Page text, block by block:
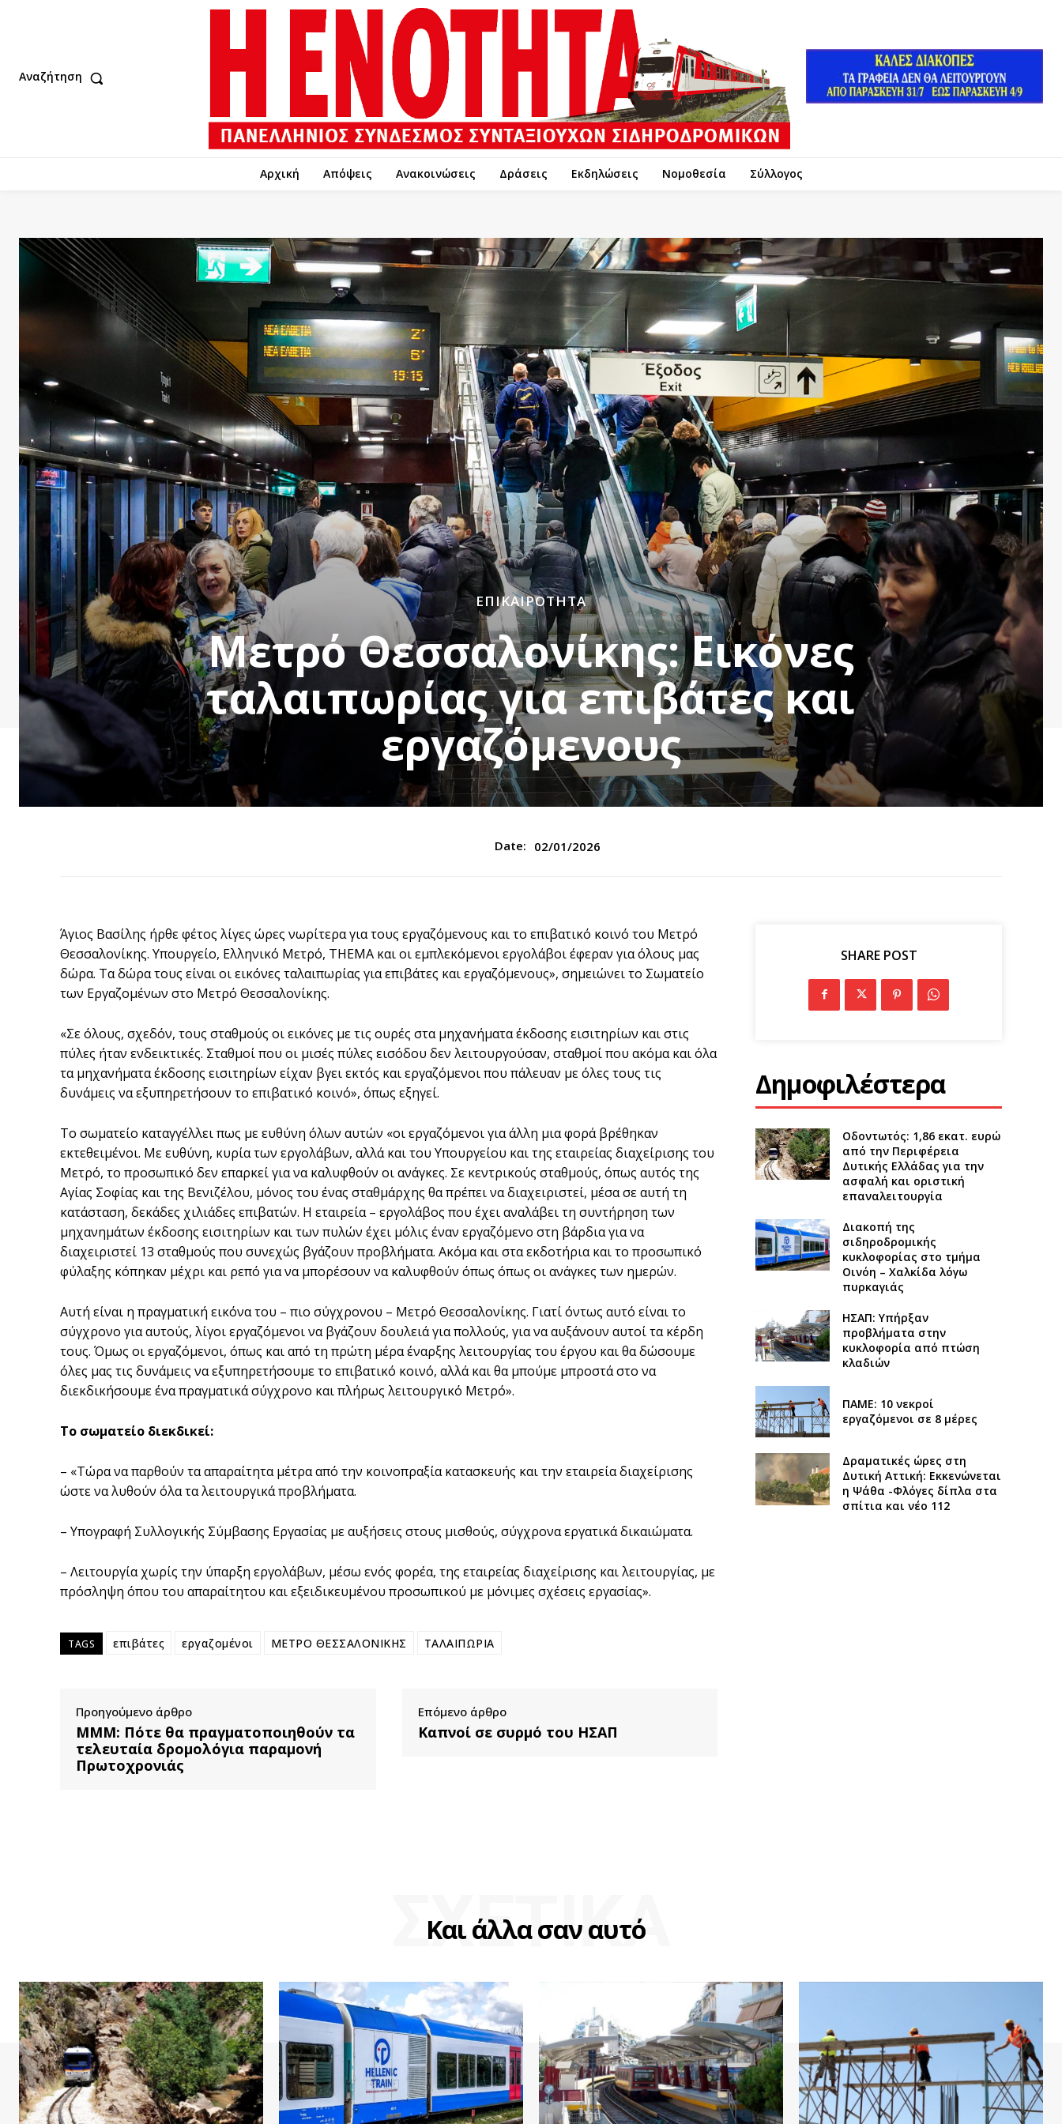
Αναζήτηση
Αρχική Απόψεις Ανακοινώσεις Δράσεις Εκδηλώσεις Νομοθεσία Σύλλογος
ΕΠΙΚΑΙΡΌΤΗΤΑ
Μετρό Θεσσαλονίκης: Εικόνες
ταλαιπωρίας για επιβάτες και
εργαζόμενους
Date: 02/01/2026
Άγιος Βασίλης ήρθε φέτος λίγες ώρες νωρίτερα για τους εργαζόμενους και το επιβατικό κοινό του Μετρό
Θεσσαλονίκης. Υπουργείο, Ελληνικό Μετρό, THEMA και οι εμπλεκόμενοι εργολάβοι έφεραν για όλους μας
δώρα. Τα δώρα τους είναι οι εικόνες ταλαιπωρίας για επιβάτες και εργαζόμενους», σημειώνει το Σωματείο
των Εργαζομένων στο Μετρό Θεσσαλονίκης.
«Σε όλους, σχεδόν, τους σταθμούς οι εικόνες με τις ουρές στα μηχανήματα έκδοσης εισιτηρίων και στις
πύλες ήταν ενδεικτικές. Σταθμοί που οι μισές πύλες εισόδου δεν λειτουργούσαν, σταθμοί που ακόμα και όλα
τα μηχανήματα έκδοσης εισιτηρίων είχαν βγει εκτός και εργαζόμενοι που πάλευαν με όλες τους τις
δυνάμεις να εξυπηρετήσουν το επιβατικό κοινό», όπως εξηγεί.
Το σωματείο καταγγέλλει πως με ευθύνη όλων αυτών «οι εργαζόμενοι για άλλη μια φορά βρέθηκαν
εκτεθειμένοι. Με ευθύνη, κυρία των εργολάβων, αλλά και του Υπουργείου και της εταιρείας διαχείρισης του
Μετρό, το προσωπικό δεν επαρκεί για να καλυφθούν οι ανάγκες. Σε κεντρικούς σταθμούς, όπως αυτός της
Αγίας Σοφίας και της Βενιζέλου, μόνος του ένας σταθμάρχης θα πρέπει να διαχειριστεί, μέσα σε αυτή τη
κατάσταση, δεκάδες χιλιάδες επιβατών. Η εταιρεία – εργολάβος που έχει αναλάβει τη συντήρηση των
μηχανημάτων έκδοσης εισιτηρίων και των πυλών έχει μόλις έναν εργαζόμενο στη βάρδια για να
διαχειριστεί 13 σταθμούς που συνεχώς βγάζουν προβλήματα. Ακόμα και στα εκδοτήρια και το προσωπικό
φύλαξης κόπηκαν μέχρι και ρεπό για να μπορέσουν να καλυφθούν όπως όπως οι ανάγκες των ημερών.
Αυτή είναι η πραγματική εικόνα του – πιο σύγχρονου – Μετρό Θεσσαλονίκης. Γιατί όντως αυτό είναι το
σύγχρονο για αυτούς, λίγοι εργαζόμενοι να βγάζουν δουλειά για πολλούς, για να αυξάνουν αυτοί τα κέρδη
τους. Όμως οι εργαζόμενοι, όπως και από τη πρώτη μέρα έναρξης λειτουργίας του έργου και θα δώσουμε
όλες μας τις δυνάμεις να εξυπηρετήσουμε το επιβατικό κοινό, αλλά και θα μπούμε μπροστά στο να
διεκδικήσουμε ένα πραγματικά σύγχρονο και πλήρως λειτουργικό Μετρό».
Το σωματείο διεκδικεί:
– «Τώρα να παρθούν τα απαραίτητα μέτρα από την κοινοπραξία κατασκευής και την εταιρεία διαχείρισης
ώστε να λυθούν όλα τα λειτουργικά προβλήματα.
– Υπογραφή Συλλογικής Σύμβασης Εργασίας με αυξήσεις στους μισθούς, σύγχρονα εργατικά δικαιώματα.
– Λειτουργία χωρίς την ύπαρξη εργολάβων, μέσω ενός φορέα, της εταιρείας διαχείρισης και λειτουργίας, με
πρόσληψη όπου του απαραίτητου και εξειδικευμένου προσωπικού με μόνιμες σχέσεις εργασίας».
TAGS επιβάτες εργαζομένοι ΜΕΤΡΟ ΘΕΣΣΑΛΟΝΙΚΗΣ ΤΑΛΑΙΠΩΡΙΑ
Προηγούμενο άρθρο
ΜΜΜ: Πότε θα πραγματοποιηθούν τα
τελευταία δρομολόγια παραμονή
Πρωτοχρονιάς
Επόμενο άρθρο
Καπνοί σε συρμό του ΗΣΑΠ
SHARE POST
Δημοφιλέστερα
Οδοντωτός: 1,86 εκατ. ευρώ
από την Περιφέρεια
Δυτικής Ελλάδας για την
ασφαλή και οριστική
επαναλειτουργία
Διακοπή της
σιδηροδρομικής
κυκλοφορίας στο τμήμα
Οινόη – Χαλκίδα λόγω
πυρκαγιάς
ΗΣΑΠ: Υπήρξαν
προβλήματα στην
κυκλοφορία από πτώση
κλαδιών
ΠΑΜΕ: 10 νεκροί
εργαζόμενοι σε 8 μέρες
Δραματικές ώρες στη
Δυτική Αττική: Εκκενώνεται
η Ψάθα -Φλόγες δίπλα στα
σπίτια και νέο 112
Και άλλα σαν αυτό
ΣΧΕΤΙΚΑ